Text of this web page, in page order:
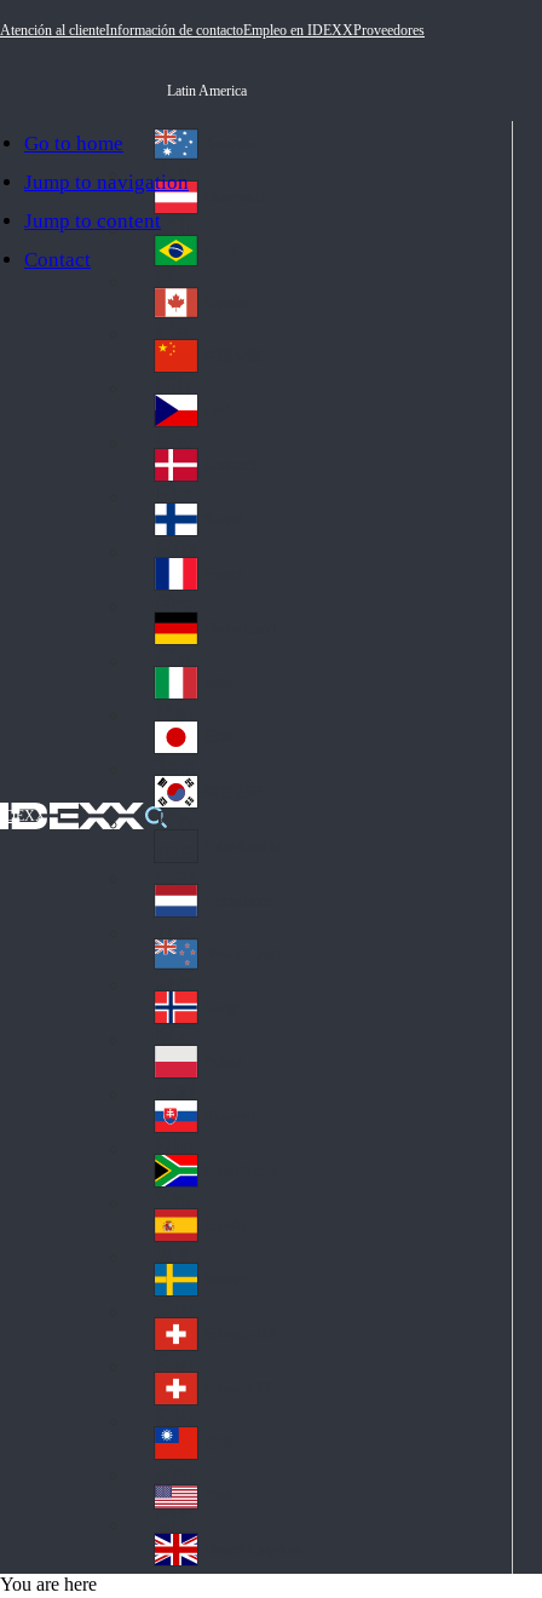
Go to home
Jump to navigation
Jump to content
Contact
Atención al clienteInformación de contactoEmpleo en IDEXXProveedores
IDEXX
Latin America
Au
str
ali
a
Au
stri
a
Br
azi
l
Ca
na
da
Ch
ina
Cz
ec
h
De
nm
ark
Fin
d
Fra
nc
e
Ge
an
y
Ital
y
Jap
an
Ko
Lat
in
A
me
ric
a
Ne
the
rla
nd
s
Ne
w
Ze
ala
nd
No
rw
ay
Pol
an
d
Slo
va
kia
So
uth
Af
ric
a
Sp
ain
Sw
ed
en
Sw
itz
erl
an
d
Sw
itz
erl
an
d
wa
n
A
Un
You are here